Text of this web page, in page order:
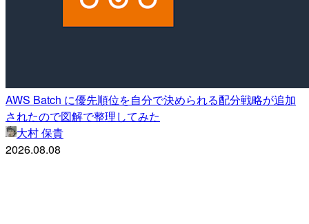
AWS Batch に優先順位を自分で決められる配分戦略が追加
されたので図解で整理してみた
大村 保貴
2026.08.08